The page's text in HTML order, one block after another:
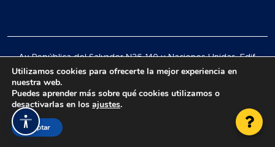
Av. República del Salvador N36-140 y Naciones Unidas, Edif.
Centro Comercial Mansión Blanc, Of. L16, Quito.
© 2026 Todos los derechos reservados.
Accesibilidad
Utilizamos cookies para ofrecerte la mejor experiencia en
nuestra web.
Puedes aprender más sobre qué cookies utilizamos o
desactivarlas en los ajustes.
Aceptar